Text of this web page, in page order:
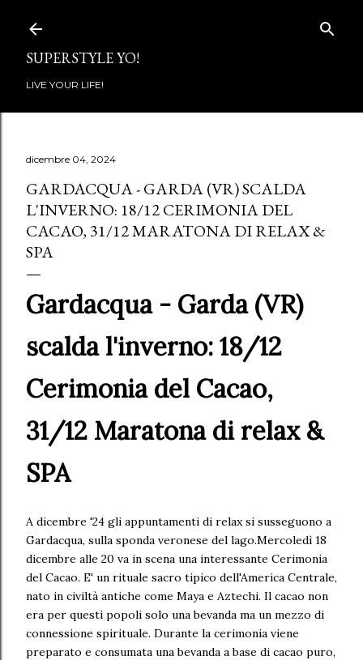
SUPERSTYLE YO!
LIVE YOUR LIFE!
dicembre 04, 2024
GARDACQUA - GARDA (VR) SCALDA
L'INVERNO: 18/12 CERIMONIA DEL
CACAO, 31/12 MARATONA DI RELAX &
SPA
Gardacqua - Garda (VR)
scalda l'inverno: 18/12
Cerimonia del Cacao,
31/12 Maratona di relax &
SPA
A dicembre '24 gli appuntamenti di relax si susseguono a
Gardacqua, sulla sponda veronese del lago.Mercoledì 18
dicembre alle 20 va in scena una interessante Cerimonia
del Cacao. E' un rituale sacro tipico dell'America Centrale,
nato in civiltà antiche come Maya e Aztechi. Il cacao non
era per questi popoli solo una bevanda ma un mezzo di
connessione spirituale. Durante la cerimonia viene
preparato e consumata una bevanda a base di cacao puro,